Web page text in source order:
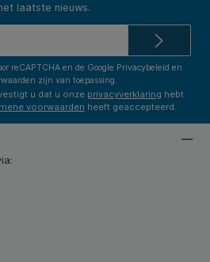
laatste nieuws.
reCAPTCHA en de Google Privacybeleid en
zijn van toepassing.
u dat u onze privacyverklaring hebt
voorwaarden heeft geaccepteerd.